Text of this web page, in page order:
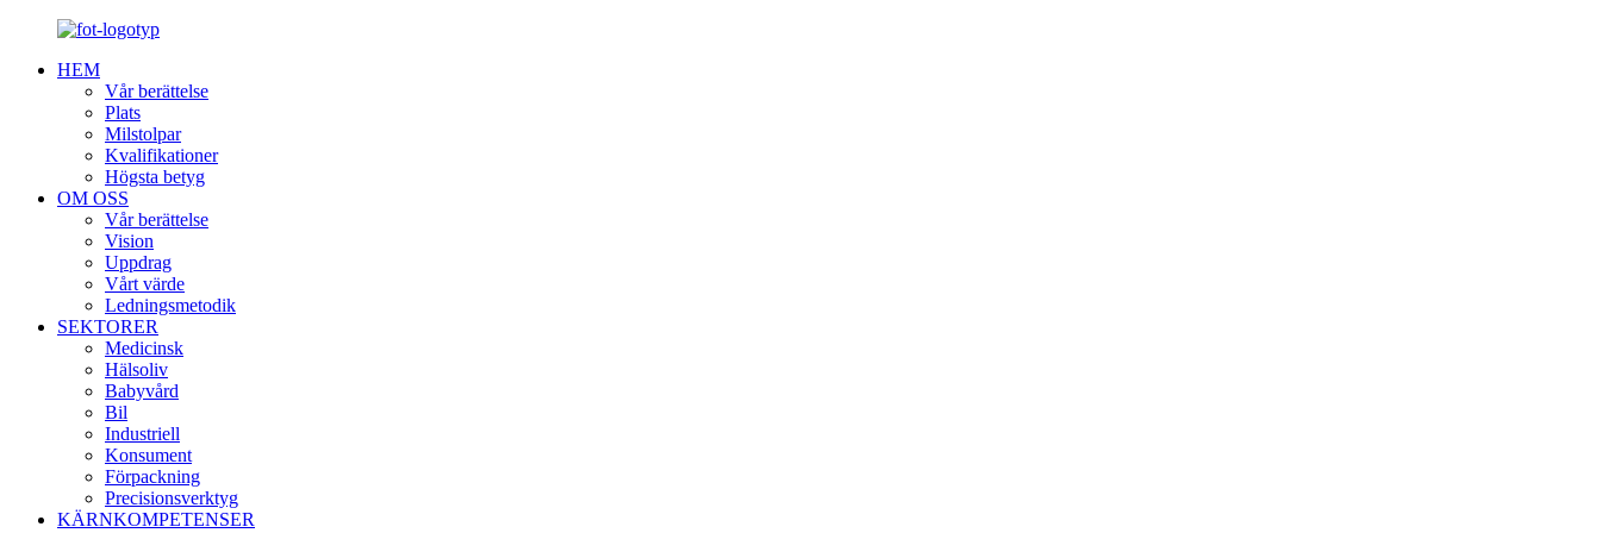
HEM
Vår berättelse
Plats
Milstolpar
Kvalifikationer
Högsta betyg
OM OSS
Vår berättelse
Vision
Uppdrag
Vårt värde
Ledningsmetodik
SEKTORER
Medicinsk
Hälsoliv
Babyvård
Bil
Industriell
Konsument
Förpackning
Precisionsverktyg
KÄRNKOMPETENSER